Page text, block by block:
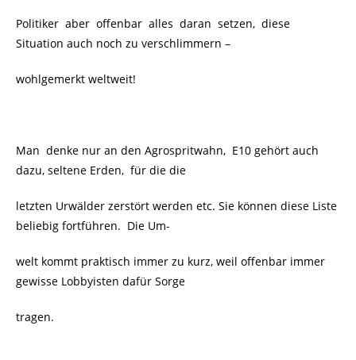
Politiker aber offenbar alles daran setzen, diese
Situation auch noch zu verschlimmern –
wohlgemerkt weltweit!
Man denke nur an den Agrospritwahn, E10 gehört auch
dazu, seltene Erden, für die die
letzten Urwälder zerstört werden etc. Sie können diese Liste
beliebig fortführen. Die Um-
welt kommt praktisch immer zu kurz, weil offenbar immer
gewisse Lobbyisten dafür Sorge
tragen.